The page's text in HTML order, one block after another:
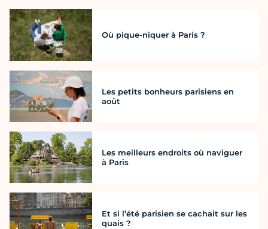
Où pique-niquer à Paris ?
Les petits bonheurs parisiens en
août
Les meilleurs endroits où naviguer
à Paris
Et si l’été parisien se cachait sur les
quais ?